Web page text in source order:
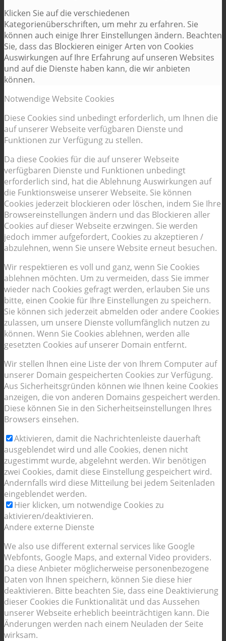
Klicken Sie auf die verschiedenen
Kategorienüberschriften, um mehr zu erfahren. Sie
können auch einige Ihrer Einstellungen ändern. Beachten
Sie, dass das Blockieren einiger Arten von Cookies
Auswirkungen auf Ihre Erfahrung auf unseren Websites
und auf die Dienste haben kann, die wir anbieten
können.
Notwendige Website Cookies
Diese Cookies sind unbedingt erforderlich, um Ihnen die
auf unserer Webseite verfügbaren Dienste und
Funktionen zur Verfügung zu stellen.
Da diese Cookies für die auf unserer Webseite
verfügbaren Dienste und Funktionen unbedingt
erforderlich sind, hat die Ablehnung Auswirkungen auf
die Funktionsweise unserer Webseite. Sie können
Cookies jederzeit blockieren oder löschen, indem Sie Ihre
Browsereinstellungen ändern und das Blockieren aller
Cookies auf dieser Webseite erzwingen. Sie werden
jedoch immer aufgefordert, Cookies zu akzeptieren /
abzulehnen, wenn Sie unsere Website erneut besuchen.
Wir respektieren es voll und ganz, wenn Sie Cookies
ablehnen möchten. Um zu vermeiden, dass Sie immer
wieder nach Cookies gefragt werden, erlauben Sie uns
bitte, einen Cookie für Ihre Einstellungen zu speichern.
Sie können sich jederzeit abmelden oder andere Cookies
zulassen, um unsere Dienste vollumfänglich nutzen zu
können. Wenn Sie Cookies ablehnen, werden alle
gesetzten Cookies auf unserer Domain entfernt.
Wir stellen Ihnen eine Liste der von Ihrem Computer auf
unserer Domain gespeicherten Cookies zur Verfügung.
Aus Sicherheitsgründen können wie Ihnen keine Cookies
anzeigen, die von anderen Domains gespeichert werden.
Diese können Sie in den Sicherheitseinstellungen Ihres
Browsers einsehen.
Aktivieren, damit die Nachrichtenleiste dauerhaft
ausgeblendet wird und alle Cookies, denen nicht
zugestimmt wurde, abgelehnt werden. Wir benötigen
zwei Cookies, damit diese Einstellung gespeichert wird.
Andernfalls wird diese Mitteilung bei jedem Seitenladen
eingeblendet werden.
Hier klicken, um notwendige Cookies zu
aktivieren/deaktivieren.
Andere externe Dienste
We also use different external services like Google
Webfonts, Google Maps, and external Video providers.
Da diese Anbieter möglicherweise personenbezogene
Daten von Ihnen speichern, können Sie diese hier
deaktivieren. Bitte beachten Sie, dass eine Deaktivierung
dieser Cookies die Funktionalität und das Aussehen
unserer Webseite erheblich beeinträchtigen kann. Die
Änderungen werden nach einem Neuladen der Seite
wirksam.